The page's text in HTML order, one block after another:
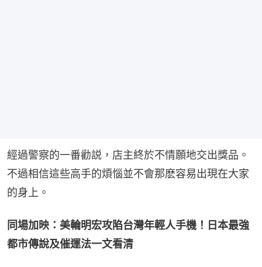
經過警察的一番勸説，店主終於不情願地交出獎品。
不過相信這些高手的煩惱並不會那麽容易出現在大家
的身上。
同場加映：美輪明宏攻陷台灣年輕人手機！日本最強
都市傳說及催運法一文看清